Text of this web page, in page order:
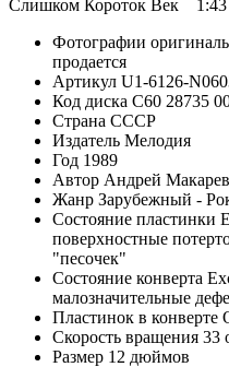
Слишком Короток Век 1:43
Фотографии
продается
Артикул U1-6126-
Код диска С60 28735
Страна СССР
Издатель Мелодия
Год 1989
Автор Андрей
Жанр Зарубежный -
Состояние пластинки
поверхностные
"песочек"
Состояние конверта
малозначительные
Пластинок в конверте
Скорость вращения 33
Размер 12 дюймов